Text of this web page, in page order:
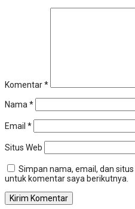
Komentar*
Nama *
Email *
Situs Web
Simpan nama, email, dan
untuk komentar saya berikutnya.